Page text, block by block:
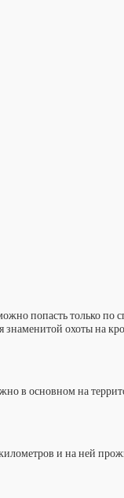
попасть только
охоты на
в основном на
и на ней